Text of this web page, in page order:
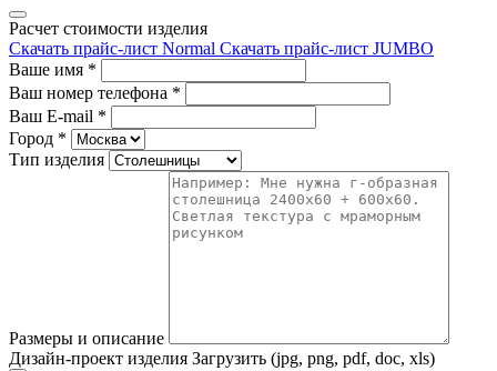
Расчет стоимости изделия
Скачать прайс-лист Normal Скачать прайс-лист JUMBO
Ваше имя *
Ваш номер телефона *
Ваш E-mail *
Город *
Тип изделия
Размеры и описание
Дизайн-проект изделия Загрузить (jpg, png, pdf, doc, xls)